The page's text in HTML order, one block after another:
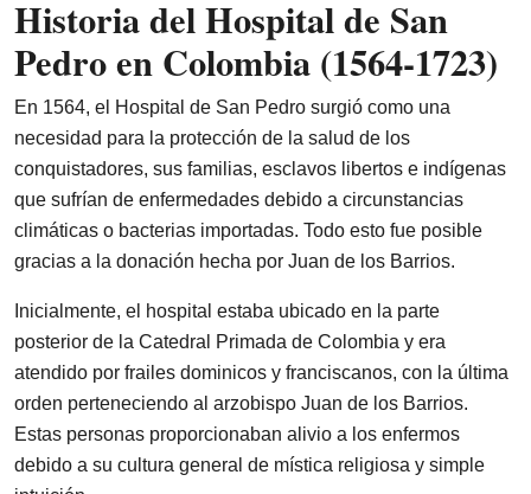
Historia del Hospital de San
Pedro en Colombia (1564-1723)
En 1564, el Hospital de San Pedro surgió como una
necesidad para la protección de la salud de los
conquistadores, sus familias, esclavos libertos e indígenas
que sufrían de enfermedades debido a circunstancias
climáticas o bacterias importadas. Todo esto fue posible
gracias a la donación hecha por Juan de los Barrios.
Inicialmente, el hospital estaba ubicado en la parte
posterior de la Catedral Primada de Colombia y era
atendido por frailes dominicos y franciscanos, con la última
orden perteneciendo al arzobispo Juan de los Barrios.
Estas personas proporcionaban alivio a los enfermos
debido a su cultura general de mística religiosa y simple